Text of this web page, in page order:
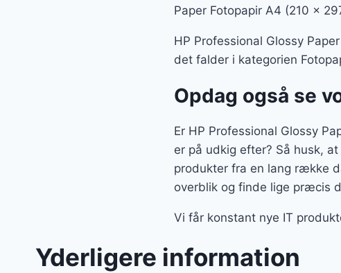
Paper Fotopapir A4 (210 x
HP Professional Glossy
det falder i kategorien
Opdag også se
Er HP Professional Glossy
er på udkig efter? Så husk,
produkter fra en lang række
overblik og finde lige præcis
Vi får konstant nye IT
Yderligere information